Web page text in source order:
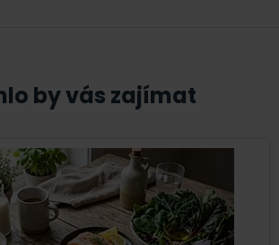
by vás zajímat